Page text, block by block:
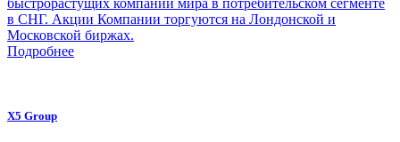
в СНГ. Акции Компании торгуются на Лондонской и
Московской биржах.
Подробнее
X5 Group